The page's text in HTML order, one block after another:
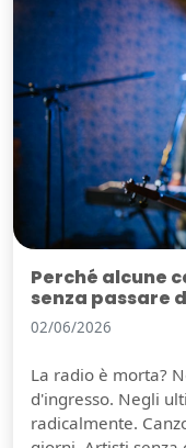
Perché alcune
senza passare
02/06/2026
La radio è morta?
d'ingresso. Negli
radicalmente.